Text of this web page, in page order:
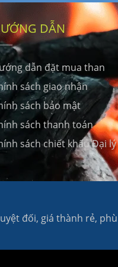
đối, giá thành rẻ,
DẪN
dẫn đặt mua than
sách giao nhận
sách bảo mật
sách thanh toán
sách chiết khấu Đại lý